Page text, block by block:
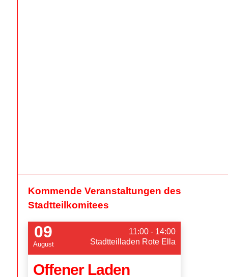
Kommende Veranstaltungen des
Stadtteilkomitees
09
August
11:00 - 14:00
Stadtteilladen Rote Ella
Offener Laden